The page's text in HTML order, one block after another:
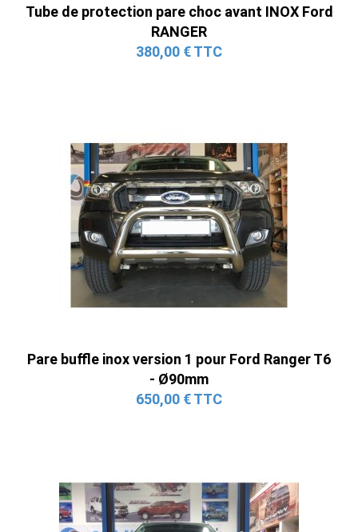
Tube de protection pare choc avant INOX Ford
RANGER
380,00 € TTC
Pare buffle inox version 1 pour Ford Ranger T6
- Ø90mm
650,00 € TTC